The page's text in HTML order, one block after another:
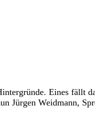
Eines fällt
Jürgen Weidmann,